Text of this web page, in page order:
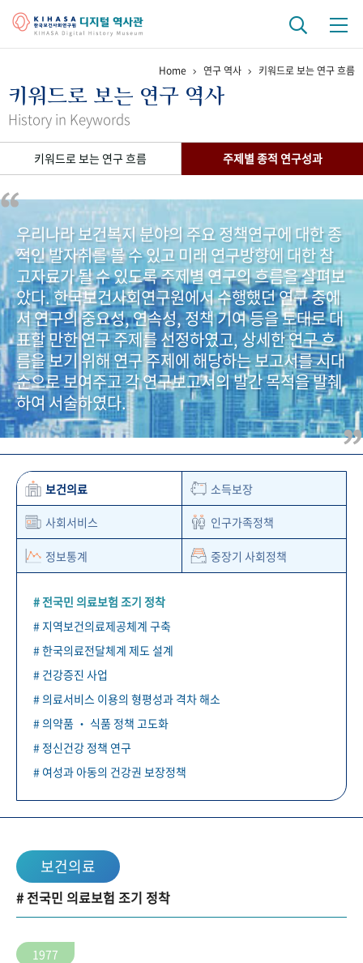
걸어온 길 기관 변천사 역대 기관장
연구 역사
간행물 변천사
기록물 아카이브
사진 아카이브 문서 기록물 행정박물 영상 기록물
50+1 주년 기념
성과 50선 숫자로 보는 50년 50+1주년 광장
세계와 함께 한 KIHASA
VR 역사관
Home 연구 역사 키워드로 보는 연구 흐름
키워드로 보는 연구 역사
History in Keywords
키워드로 보는 연구 흐름 주제별 종적 연구성과
우리나라 보건복지 분야의 주요 정책연구에 대한 종
적인 발자취를 볼 수 있고 미래 연구방향에 대한 참
고자료가 될 수 있도록 주제별 연구의 흐름을 살펴보
았다. 한국보건사회연구원에서 수행했던 연구 중에
서 연구의 중요성, 연속성, 정책 기여 등을 토대로 대
표할 만한 연구 주제를 선정하였고, 상세한 연구 흐
름을 보기 위해 연구 주제에 해당하는 보고서를 시대
순으로 보여주고 각 연구보고서의 발간 목적을 발췌
하여 서술하였다.
보건의료 소득보장
사회서비스 인구가족정책
정보통계 중장기 사회정책
# 전국민 의료보험 조기 정착
# 지역보건의료제공체계 구축
# 한국의료전달체계 제도 설계
# 건강증진 사업
# 의료서비스 이용의 형평성과 격차 해소
# 의약품 ‧ 식품 정책 고도화
# 정신건강 정책 연구
# 여성과 아동의 건강권 보장정책
보건의료
# 전국민 의료보험 조기 정착
1977